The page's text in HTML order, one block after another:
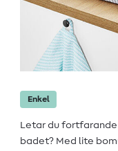
Enkel
Letar du
badet? Med lite